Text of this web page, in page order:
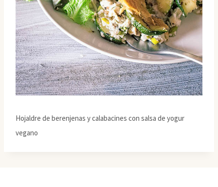
Hojaldre de berenjenas y calabacines con salsa de yogur
vegano